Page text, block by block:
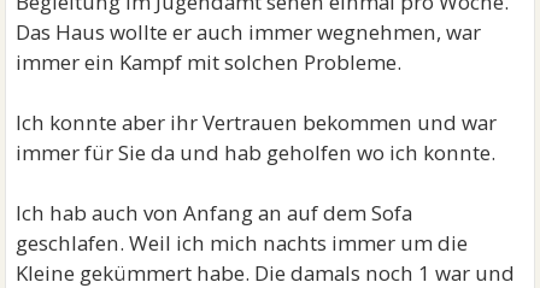
Das Haus wollte er auch immer wegnehmen, war
immer ein Kampf mit solchen Probleme.
Ich konnte aber ihr Vertrauen bekommen und war
immer für Sie da und hab geholfen wo ich konnte.
Ich hab auch von Anfang an auf dem Sofa
geschlafen. Weil ich mich nachts immer um die
Kleine gekümmert habe. Die damals noch 1 war und